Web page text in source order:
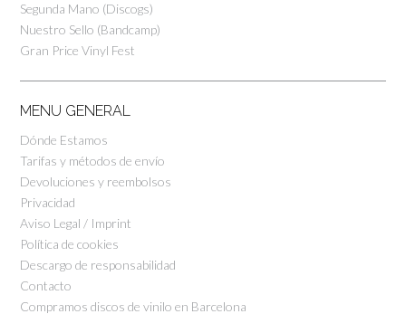
Segunda Mano (Discogs)
Nuestro Sello (Bandcamp)
Gran Price Vinyl Fest
MENU GENERAL
Dónde Estamos
Tarifas y métodos de envío
Devoluciones y reembolsos
Privacidad
Aviso Legal / Imprint
Política de cookies
Descargo de responsabilidad
Contacto
Compramos discos de vinilo en Barcelona